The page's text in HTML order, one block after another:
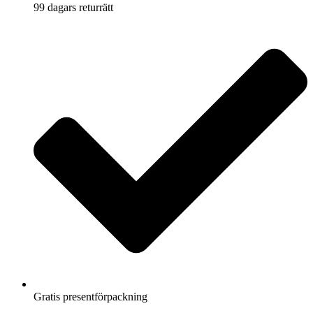
99 dagars returrätt
Gratis presentförpackning